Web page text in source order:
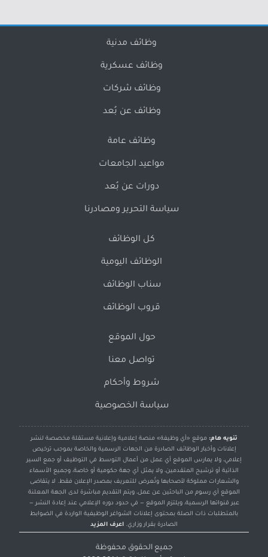
وظائف مدنية
وظائف عسكرية
وظائف شركات
وظائف عن بُعد
وظائف عامة
مواعيد الجامعات
دورات عن بُعد
سياسة التحرير ومصادرنا
كل الوظائف
الوظائف اليومية
سناب الوظائف
قروب الوظائف
حول الموقع
تواصل معنا
شروط وأحكام
سياسة الخصوصية
تنويه هام: موقع «أي وظيفة» منصة إعلامية وإعلانية مستقلة مخصصة لنشر
إعلانات وأخبار الوظائف الصادرة من الجهات الرسمية والخاصة بموجب ترخيص
إعلامي، ولا يمارس الموقع أي عمل من أعمال التوسط في التوظيف أو جمع السير
الذاتية أو ترشيح المتقدمين، ولا يمثل أي جهة حكومية أو خاصة، وجميع الأسماء
والشعارات مملوكة لأصحابها وتُعرض للتعريف بمصدر الإعلان فقط. لا يتقاضى
الموقع أي رسوم من الباحثين عن عمل، ويتم التقديم مباشرة لدى الجهة المعلنة
عبر قنواتها الرسمية، ويلتزم الموقع — في حدود دوره الإعلامي عند إعادة النشر —
بالمتطلبات ذات الصلة بمحتوى إعلانات الشواغر الوظيفية الواردة في الضوابط
الصادرة بقرار وزاري. اعرف المزيد
جميع الحقوق محفوظة